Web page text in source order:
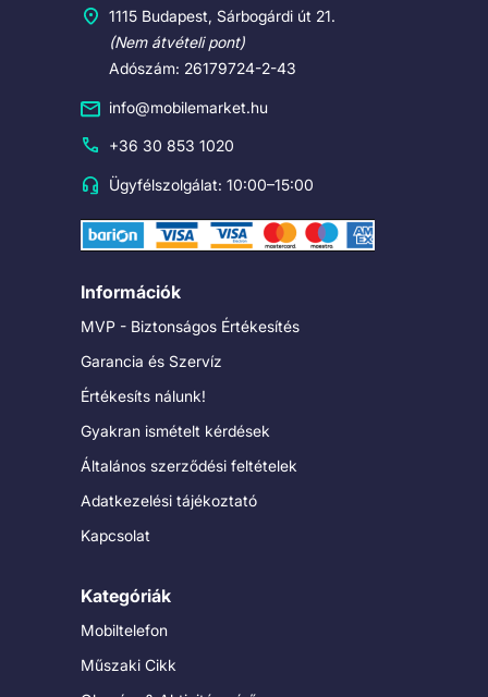
1115 Budapest, Sárbogárdi út 21.
(Nem átvételi pont)
Adószám: 26179724-2-43
info@mobilemarket.hu
+36 30 853 1020
Ügyfélszolgálat: 10:00–15:00
Információk
MVP - Biztonságos Értékesítés
Garancia és Szervíz
Értékesíts nálunk!
Gyakran ismételt kérdések
Általános szerződési feltételek
Adatkezelési tájékoztató
Kapcsolat
Kategóriák
Mobiltelefon
Műszaki Cikk